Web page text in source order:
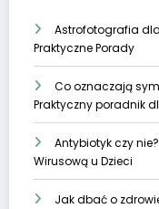
Astrofotografia
Praktyczne Porady
Co oznaczają
Praktyczny poradnik
Antybiotyk czy
Wirusową u Dzieci
Jak dbać o